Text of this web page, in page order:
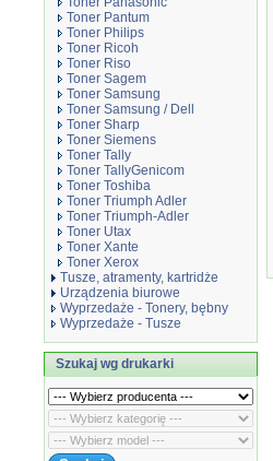
Toner Pantum
Toner Philips
Toner Ricoh
Toner Riso
Toner Sagem
Toner Samsung
Toner Samsung / Dell
Toner Sharp
Toner Siemens
Toner Tally
Toner TallyGenicom
Toner Toshiba
Toner Triumph Adler
Toner Triumph-Adler
Toner Utax
Toner Xante
Toner Xerox
Tusze, atramenty, kartridże
Urządzenia biurowe
Wyprzedaże - Tonery, bębny
Wyprzedaże - Tusze
Szukaj wg drukarki